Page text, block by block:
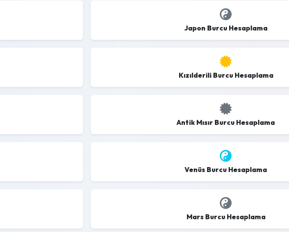
Japon Burcu Hesaplama
Kızılderili Burcu Hesaplama
Antik Mısır Burcu Hesaplama
Venüs Burcu Hesaplama
Mars Burcu Hesaplama